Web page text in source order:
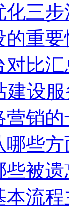
化三步
的重要
对比汇
建设
营销
哪些
些被
本流